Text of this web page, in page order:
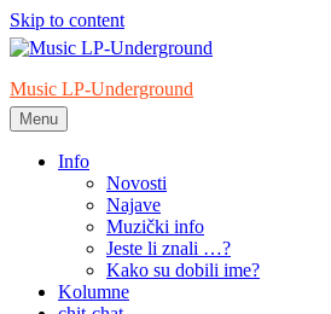
Skip to content
Music LP-Underground
samo muzika i …..
Menu
Info
Novosti
Najave
Muzički info
Jeste li znali …?
Kako su dobili ime?
Kolumne